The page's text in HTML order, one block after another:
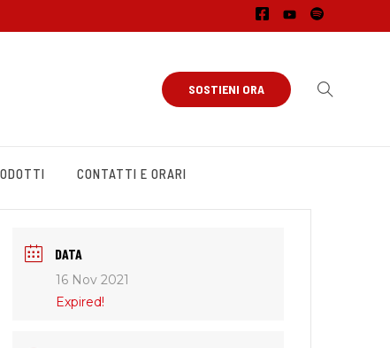
SOSTIENI ORA
CONTATTI E ORARI
DATA
16 Nov 2021
Expired!